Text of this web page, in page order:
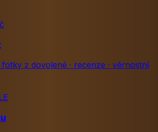
z dovolené · recenze · věrnostní